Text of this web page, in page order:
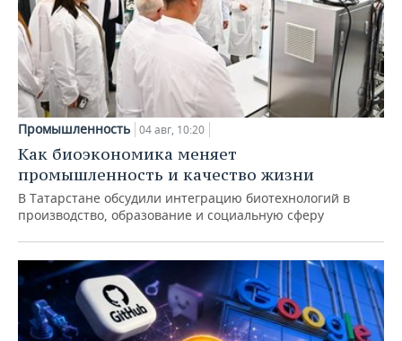
Промышленность 04 авг, 10:20
Как биоэкономика меняет
промышленность и качество жизни
В Татарстане обсудили интеграцию биотехнологий в
производство, образование и социальную сферу